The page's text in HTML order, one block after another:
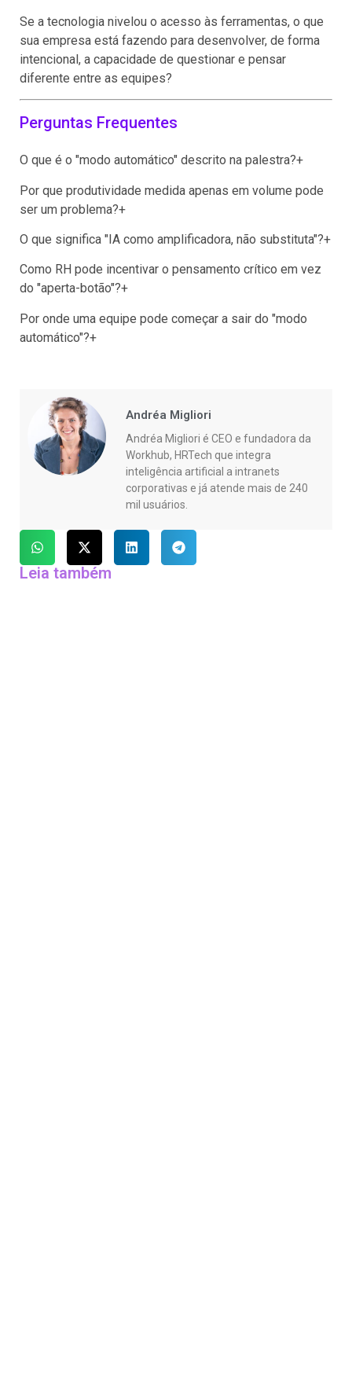
Se a tecnologia nivelou o acesso às ferramentas, o que
sua empresa está fazendo para desenvolver, de forma
intencional, a capacidade de questionar e pensar
diferente entre as equipes?
Perguntas Frequentes
O que é o "modo automático" descrito na palestra?+
Por que produtividade medida apenas em volume pode
ser um problema?+
O que significa "IA como amplificadora, não substituta"?+
Como RH pode incentivar o pensamento crítico em vez
do "aperta-botão"?+
Por onde uma equipe pode começar a sair do "modo
automático"?+
Andréa Migliori
Andréa Migliori é CEO e fundadora da
Workhub, HRTech que integra
inteligência artificial a intranets
corporativas e já atende mais de 240
mil usuários.
Leia também